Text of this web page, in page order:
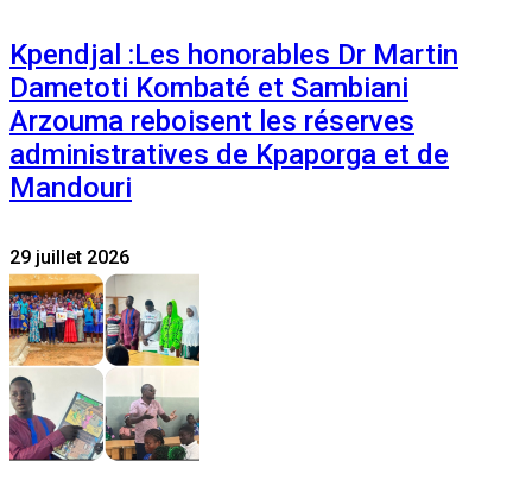
Kpendjal :Les honorables Dr Martin
Dametoti Kombaté et Sambiani
Arzouma reboisent les réserves
administratives de Kpaporga et de
Mandouri
29 juillet 2026